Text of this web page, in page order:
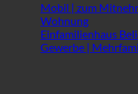
Mobil | zum
Wohnung
Einfamilienhaus
Gewerbe |